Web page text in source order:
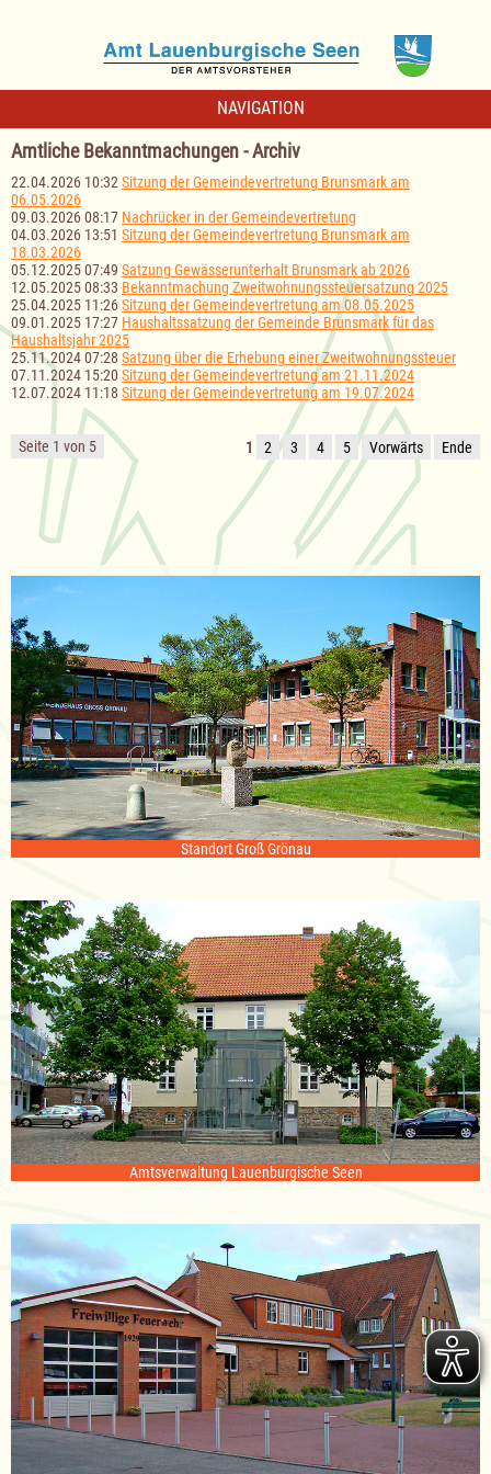
NAVIGATION
Amtliche Bekanntmachungen - Archiv
22.04.2026 10:32 Sitzung der Gemeindevertretung Brunsmark am
06.05.2026
09.03.2026 08:17 Nachrücker in der Gemeindevertretung
04.03.2026 13:51 Sitzung der Gemeindevertretung Brunsmark am
18.03.2026
05.12.2025 07:49 Satzung Gewässerunterhalt Brunsmark ab 2026
12.05.2025 08:33 Bekanntmachung Zweitwohnungssteuersatzung 2025
25.04.2025 11:26Sitzung der Gemeindevertretung am 08.05.2025
09.01.2025 17:27 Haushaltssatzung der Gemeinde Brunsmark für das
Haushaltsjahr 2025
25.11.2024 07:28 Satzung über die Erhebung einer Zweitwohnungssteuer
07.11.2024 15:20 Sitzung der Gemeindevertretung am 21.11.2024
12.07.2024 11:18 Sitzung der Gemeindevertretung am 19.07.2024
Seite 1 von 5 1 2 3 4 5 Vorwärts Ende
Standort Groß Grönau
Amtsverwaltung Lauenburgische Seen